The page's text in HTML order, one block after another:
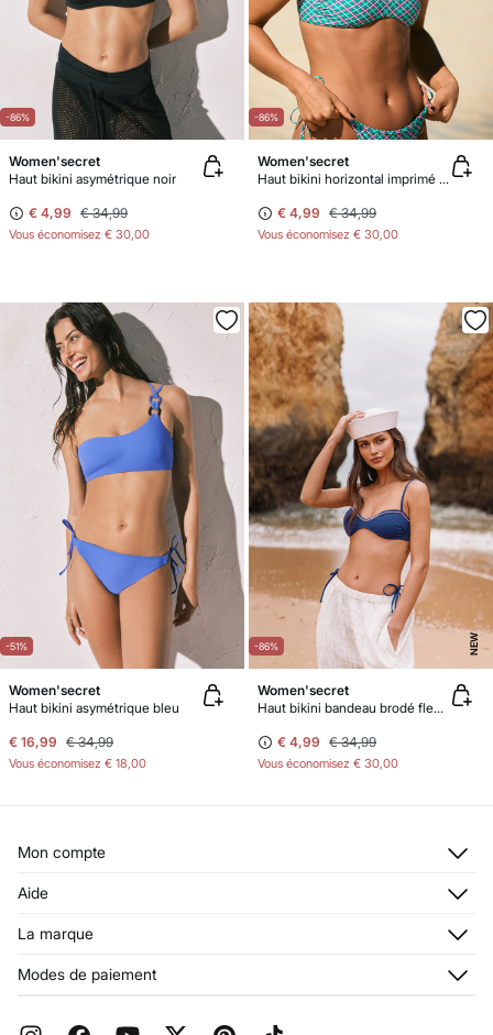
-86%
Women'secret
Haut bikini asymétrique noir
€ 4,99 € 34,99
Vous économisez € 30,00
-86%
Women'secret
Haut bikini horizontal imprimé à carreaux vert
€ 4,99 € 34,99
Vous économisez € 30,00
-51%
Women'secret
Haut bikini asymétrique bleu
€ 16,99 € 34,99
Vous économisez € 18,00
-86% NEW
Women'secret
Haut bikini bandeau brodé fleurs
€ 4,99 € 34,99
Vous économisez € 30,00
Mon compte
Mes adresses
Aide
Stop SMS
Livraison
Promotions en cours
La marque
Modes de paiement